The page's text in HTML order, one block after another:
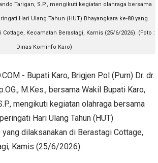
Tarigan, S.P., mengikuti kegiatan olahraga bersama
Hari Ulang Tahun (HUT) Bhayangkara ke-80 yang
Cottage, Kecamatan Berastagi, Kamis (25/6/2026). (Foto :
Dinas Kominfo Karo)
- Bupati Karo, Brigjen Pol (Purn) Dr. dr.
M.Kes., bersama Wakil Bupati Karo,
mengikuti kegiatan olahraga bersama
Hari Ulang Tahun (HUT)
yang dilaksanakan di Berastagi Cottage,
Kamis (25/6/2026).